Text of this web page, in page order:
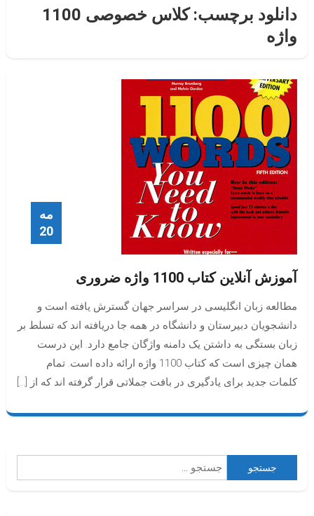
دانلود برچسب:
کلاس خصوصی 1100
واژه
مه
20
آموزش آنلاین کتاب 1100 واژه ضروری
مطالعه زبان انگلیسی در سراسر جهان گسترش یافته است و
دانشجویان دبیرستان و دانشگاه در همه جا دریافته اند که تسلط بر
زبان بستگی به داشتن یک دامنه واژگان جامع دارد. این درست
همان چیزی است که کتاب 1100 واژه ارائه داده است. تمام
کلمات جدید برای یادگیری در بافت جملاتی قرار گرفته اند که از […]
برای: